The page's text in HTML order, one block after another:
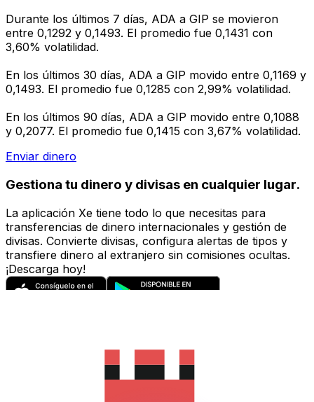
Durante los últimos 7 días, ADA a GIP se movieron
entre 0,1292 y 0,1493. El promedio fue 0,1431 con
3,60% volatilidad.
En los últimos 30 días, ADA a GIP movido entre 0,1169 y
0,1493. El promedio fue 0,1285 con 2,99% volatilidad.
En los últimos 90 días, ADA a GIP movido entre 0,1088
y 0,2077. El promedio fue 0,1415 con 3,67% volatilidad.
Enviar dinero
Gestiona tu dinero y divisas en cualquier lugar.
La aplicación Xe tiene todo lo que necesitas para
transferencias de dinero internacionales y gestión de
divisas. Convierte divisas, configura alertas de tipos y
transfiere dinero al extranjero sin comisiones ocultas.
¡Descarga hoy!